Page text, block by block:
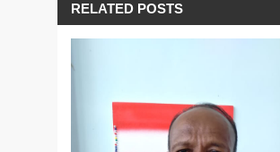
RELATED POSTS